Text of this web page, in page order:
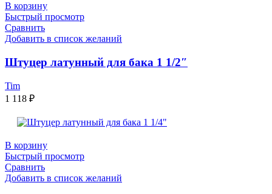
В корзину
Быстрый просмотр
Сравнить
Добавить в список желаний
Штуцер латунный для бака 1 1/2″
Tim
1 118 ₽
В корзину
Быстрый просмотр
Сравнить
Добавить в список желаний